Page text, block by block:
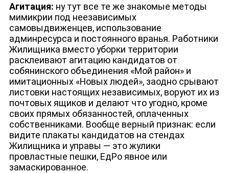
Агитация: ну тут все те же знакомые методы
мимикрии под неезависимых
самовыдвиженцев, использование
админресурса и постоянного вранья. Работники
Жилищника вместо уборки территории
расклеивают агитацию кандидатов от
собянинского объединения «Мой район» и
имитационных «Новых людей», заодно срывают
листовки настоящих независимых, воруют их из
почтовых ящиков и делают что угодно, кроме
своих прямых обязанностей, оплаченных
собственниками. Вообще верный признак: если
видите плакаты кандидатов на стендах
Жилищника и управы — этожулики
провластные пешки, ЕдРо явное или
замаскированное.